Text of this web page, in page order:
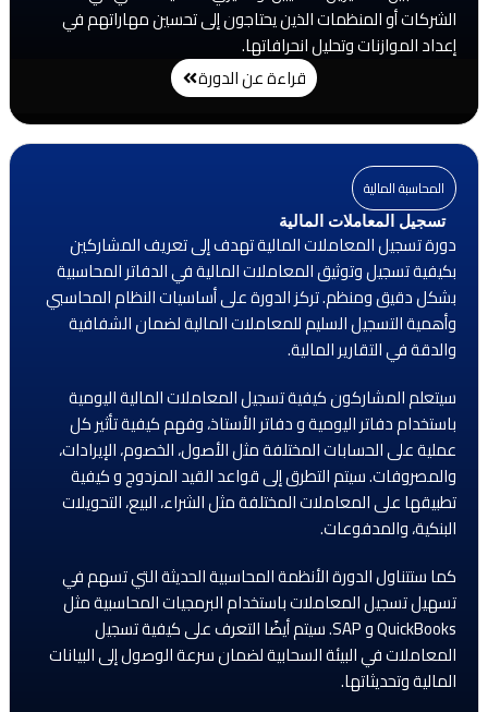
الشركات أو المنظمات الذين يحتاجون إلى تحسين مهاراتهم في
إعداد الموازنات وتحليل انحرافاتها.
قراءة عن الدورة
المحاسبة المالية
تسجيل المعاملات المالية
دورة تسجيل المعاملات المالية تهدف إلى تعريف المشاركين
بكيفية تسجيل وتوثيق المعاملات المالية في الدفاتر المحاسبية
بشكل دقيق ومنظم. تركز الدورة على أساسيات النظام المحاسبي
وأهمية التسجيل السليم للمعاملات المالية لضمان الشفافية
والدقة في التقارير المالية.
سيتعلم المشاركون كيفية تسجيل المعاملات المالية اليومية
باستخدام دفاتر اليومية و دفاتر الأستاذ، وفهم كيفية تأثير كل
عملية على الحسابات المختلفة مثل الأصول، الخصوم، الإيرادات،
والمصروفات. سيتم التطرق إلى قواعد القيد المزدوج و كيفية
تطبيقها على المعاملات المختلفة مثل الشراء، البيع، التحويلات
البنكية، والمدفوعات.
كما ستتناول الدورة الأنظمة المحاسبية الحديثة التي تسهم في
تسهيل تسجيل المعاملات باستخدام البرمجيات المحاسبية مثل
QuickBooks و SAP. سيتم أيضًا التعرف على كيفية تسجيل
المعاملات في البيئة السحابية لضمان سرعة الوصول إلى البيانات
المالية وتحديثاتها.